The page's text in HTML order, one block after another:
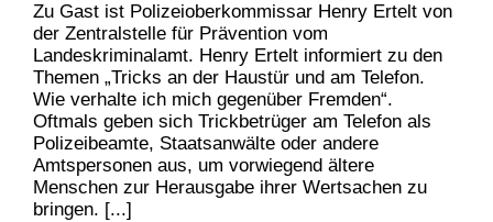
Zu Gast ist Polizeioberkommissar Henry Ertelt von
der Zentralstelle für Prävention vom
Landeskriminalamt. Henry Ertelt informiert zu den
Themen „Tricks an der Haustür und am Telefon.
Wie verhalte ich mich gegenüber Fremden“.
Oftmals geben sich Trickbetrüger am Telefon als
Polizeibeamte, Staatsanwälte oder andere
Amtspersonen aus, um vorwiegend ältere
Menschen zur Herausgabe ihrer Wertsachen zu
bringen. [...]